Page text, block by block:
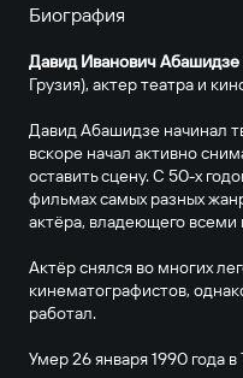
Биография
Давид Иванович Абашидзе
Грузия), актер театра и
Давид Абашидзе начинал
вскоре начал активно
оставить сцену. С 50-х
фильмах самых разных
актёра, владеющего всеми
Актёр снялся во многих
кинематографистов,
работал.
Умер 26 января 1990 года в